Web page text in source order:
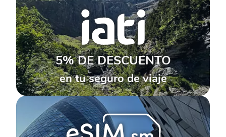
5% DE DESCUENTO
en tu seguro de viaje